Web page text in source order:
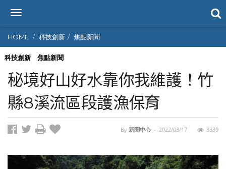
T
g
g
l
n
a
v
i
g
HOME 科技創新 焦點新聞
科技創新 焦點新聞
秘境好山好水靠你我維護！竹
縣8溪流區段護漁保育
By 新聞中心 - 2022/03/17 3339